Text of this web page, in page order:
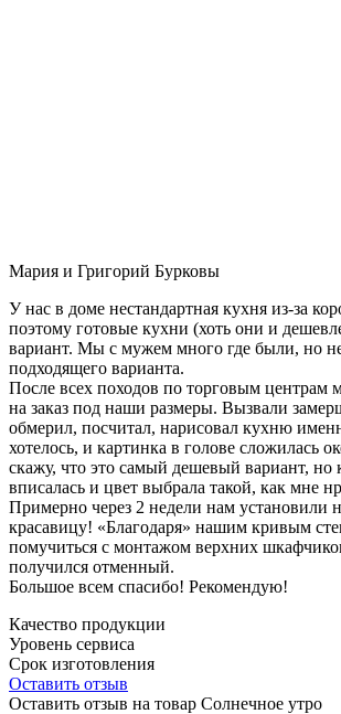
Мария и Григорий Бурковы
У нас в доме нестандартная кухня из-за
поэтому готовые кухни (хоть они и
вариант. Мы с мужем много где были, но
подходящего варианта.
После всех походов по торговым центрам
на заказ под наши размеры. Вызвали
обмерил, посчитал, нарисовал кухню
хотелось, и картинка в голове сложилась
скажу, что это самый дешевый вариант, но
вписалась и цвет выбрала такой, как мне
Примерно через 2 недели нам установили
красавицу! «Благодаря» нашим кривым
помучиться с монтажом верхних
получился отменный.
Большое всем спасибо! Рекомендую!
Качество продукции
Уровень сервиса
Срок изготовления
Оставить отзыв
Оставить отзыв на товар Солнечное утро